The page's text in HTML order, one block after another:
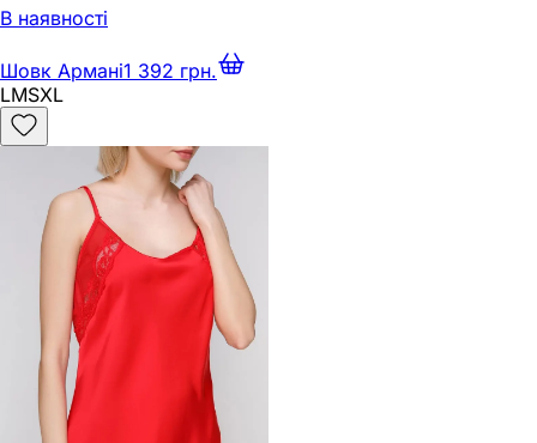
В наявності
Шовк Армані1 392 грн.
LMSXL